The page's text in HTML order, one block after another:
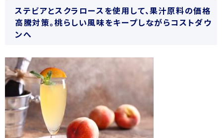
ステビアとスクラロースを使用して、果汁原料の価格
高騰対策。桃らしい風味をキープしながらコストダウ
ンへ